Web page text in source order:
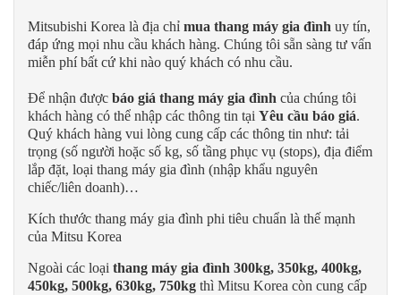
Mitsubishi Korea là địa chỉ mua thang máy gia đình uy tín,
đáp ứng mọi nhu cầu khách hàng. Chúng tôi sẵn sàng tư vấn
miễn phí bất cứ khi nào quý khách có nhu cầu.
Để nhận được báo giá thang máy gia đình của chúng tôi
khách hàng có thể nhập các thông tin tại Yêu cầu báo giá.
Quý khách hàng vui lòng cung cấp các thông tin như: tải
trọng (số người hoặc số kg, số tầng phục vụ (stops), địa điểm
lắp đặt, loại thang máy gia đình (nhập khẩu nguyên
chiếc/liên doanh)…
Kích thước thang máy gia đình phi tiêu chuẩn là thế mạnh
của Mitsu Korea
Ngoài các loại thang máy gia đình 300kg, 350kg, 400kg,
450kg, 500kg, 630kg, 750kg thì Mitsu Korea còn cung cấp